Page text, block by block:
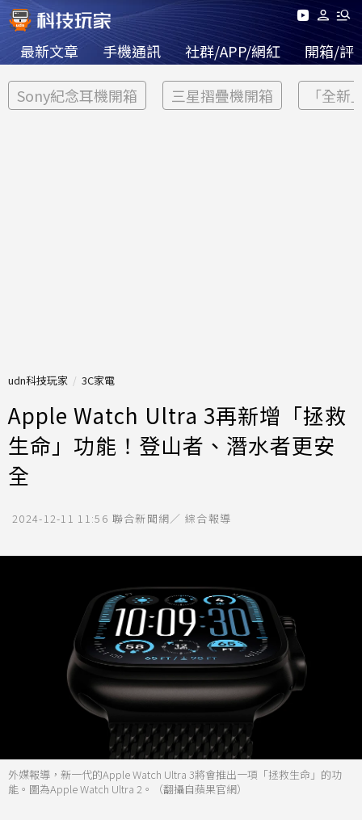
最新文章 手機通訊 社群/APP/網紅 開箱/評
Sony紀念耳機開箱 三星摺疊機開箱 「全新
udn科技玩家 3C家電
Apple Watch Ultra 3再新增「拯救
生命」功能！登山者、潛水者更安
全
2024-12-11 11:56 聯合新聞網／ 綜合報導
外媒報導，新一代的Apple Watch Ultra 3將會推出一項「拯救生命」的功
能。圖為Apple Watch Ultra 2。（翻攝自蘋果官網）